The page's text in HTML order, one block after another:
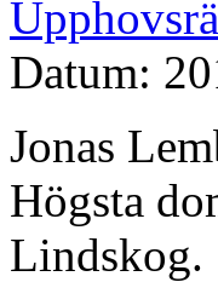
Datum:
Jonas
Högsta
Lindskog.